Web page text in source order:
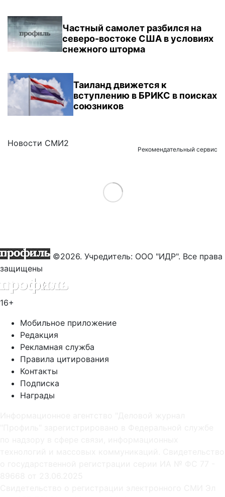
Частный самолет разбился на
северо-востоке США в условиях
снежного шторма
Таиланд движется к
вступлению в БРИКС в поисках
союзников
Новости СМИ2
Рекомендательный сервис
Load More
©2026. Учредитель: ООО "ИДР". Все права
защищены
16+
Мобильное приложение
Редакция
Рекламная служба
Правила цитирования
Контакты
Подписка
Награды